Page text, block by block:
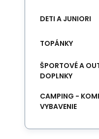
DETI A JUNIORI
TOPÁNKY
ŠPORTOVÉ A
DOPLNKY
CAMPING -
VYBAVENIE